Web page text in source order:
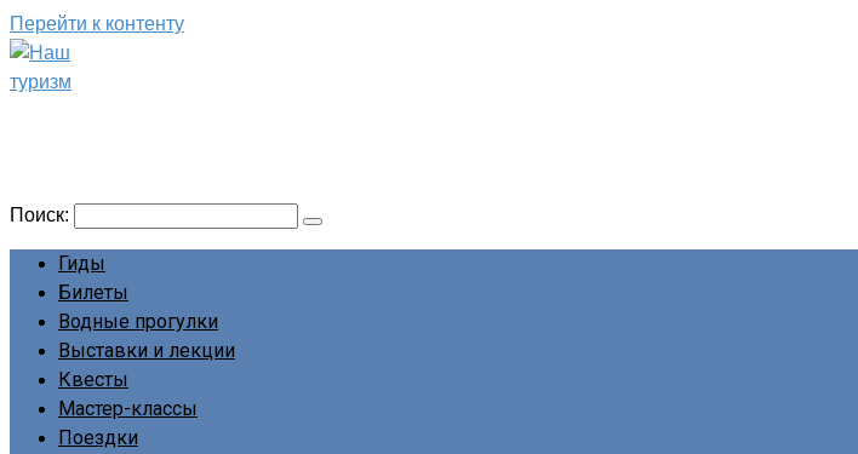
Перейти к контенту
Поиск:
Гиды
Билеты
Водные прогулки
Выставки и лекции
Квесты
Мастер-классы
Поездки